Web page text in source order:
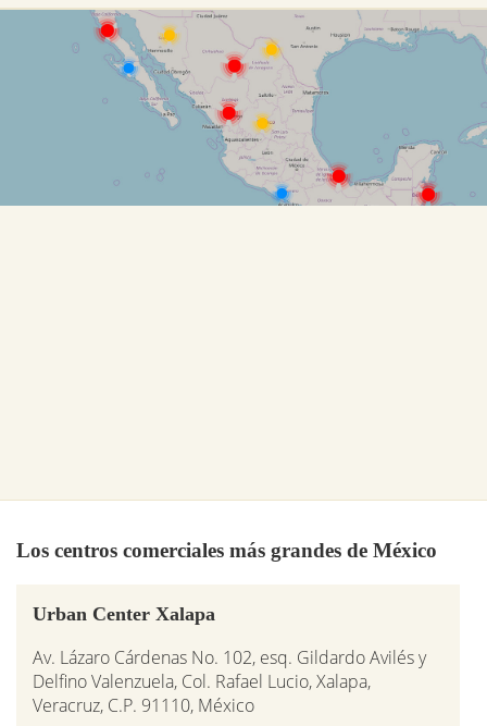
Los centros comerciales más grandes de México
Urban Center Xalapa
Av. Lázaro Cárdenas No. 102, esq. Gildardo Avilés y
Delfino Valenzuela, Col. Rafael Lucio, Xalapa,
Veracruz, C.P. 91110, México